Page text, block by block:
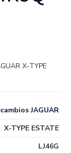
X-TYPE
JAGUAR
X-TYPE ESTATE
LJ46G